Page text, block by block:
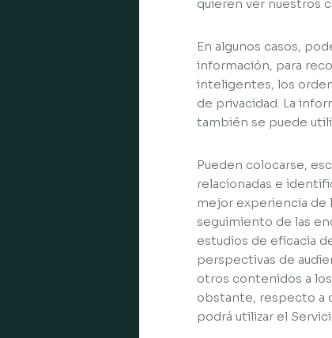
quieren ver nuestros
En algunos casos,
información, para
inteligentes, los
de privacidad. La
también se puede
Pueden colocarse,
relacionadas e
mejor experiencia de
seguimiento de las
estudios de eficacia
perspectivas de
otros contenidos a
obstante, respecto a
podrá utilizar el